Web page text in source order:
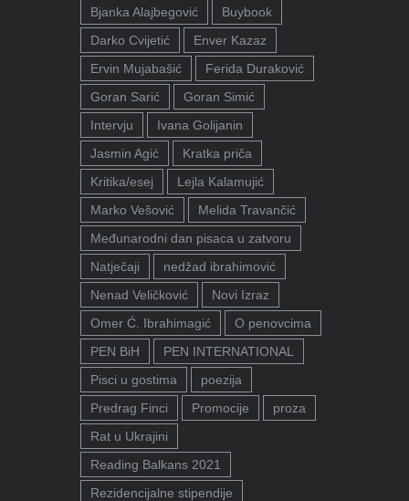
Bjanka Alajbegović
Buybook
Darko Cvijetić
Enver Kazaz
Ervin Mujabašić
Ferida Duraković
Goran Sarić
Goran Simić
Intervju
Ivana Golijanin
Jasmin Agić
Kratka priča
Kritika/esej
Lejla Kalamujić
Marko Vešović
Melida Travančić
Međunarodni dan pisaca u zatvoru
Natječaji
nedžad ibrahimović
Nenad Veličković
Novi Izraz
Omer Ć. Ibrahimagić
O penovcima
PEN BiH
PEN INTERNATIONAL
Pisci u gostima
poezija
Predrag Finci
Promocije
proza
Rat u Ukrajini
Reading Balkans 2021
Rezidencijalne stipendije